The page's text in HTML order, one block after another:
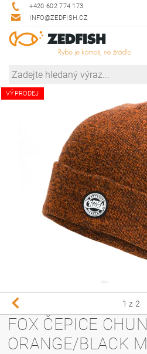
+420 602 774 173
INFO@ZEDFISH.CZ
VÝPRODEJ
1 z 2
FOX ČEPICE
ORANGE/BLACK